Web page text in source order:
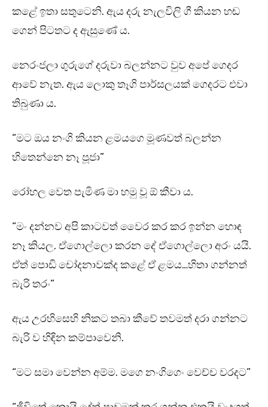
කළේ ඉතා සතුටෙනි. ඇය දරු නැලවිලි ගී කියන හඬ
ගෙන් පිටතට ද ඇසුණේ ය.
නෙරංජලා ගුරුගේ දරුවා බලන්නට වුව අපේ ගෙදර
ආවේ නැත. ඇය ලොකු තෑගි පාර්සලයක් ගෙදරට එවා
තිබුණා ය.
“මට ඔය නංගි කියන ළමයගෙ මූණවත් බලන්න
හිතෙන්නෙ නෑ පූජා”
රෝහල වෙත පැමිණ මා හමු වූ ඕ කීවා ය.
“මං දන්නව අපි කාටවත් වෛර කර කර ඉන්න හොඳ
නෑ කියල. ඒගොල්ලො කරන දේ ඒගොල්ලො අරං යයි.
ඒත් පොඩි චෝදනාවක්ද කළේ ඒ ළමය…හිතා ගන්නත්
බැරි තරං”
ඇය උරහිසෙහි නිකට තබා කීවේ තවමත් දරා ගන්නට
බැරි ව හිඳින කම්පාවෙනි.
“මට සමා වෙන්න අම්ම. මගෙ නංගිගෙං වෙච්ච වරදට”